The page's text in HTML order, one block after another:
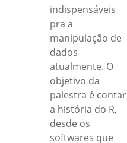
indispensáveis
pra a
manipulação de
dados
atualmente. O
objetivo da
palestra é contar
a história do R,
desde os
softwares que